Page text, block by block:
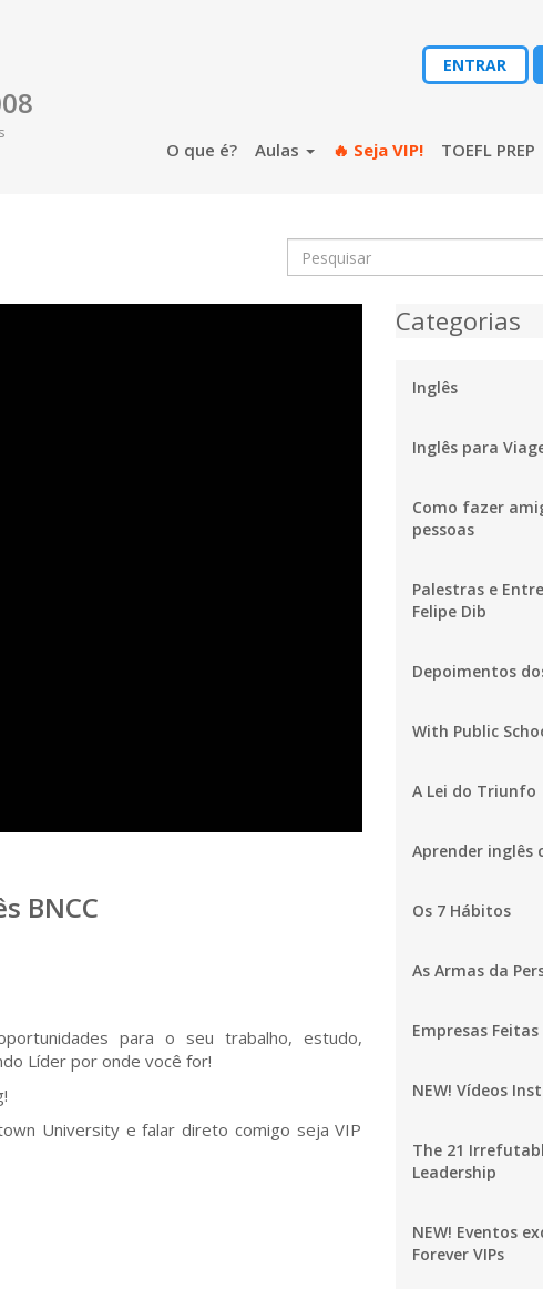
ENTRAR
O que é? Aulas 🔥 Seja VIP! TOEFL PREP
BNCC
para o seu trabalho, estudo,
Líder por onde você for!
University e falar direto comigo seja VIP
Categorias
Inglês
Inglês para
Como fazer
pessoas
Palestras e
Felipe Dib
Depoimentos
With Public
A Lei do Triunfo
Aprender inglês
Os 7 Hábitos
As Armas da
Empresas
NEW! Vídeos
The 21
Leadership
NEW! Eventos
Forever VIPs